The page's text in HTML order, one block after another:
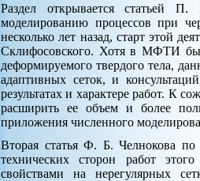
Раздел открывается статьей
моделированию процессов при
несколько лет назад, старт этой
Склифосовского. Хотя в МФТИ
деформируемого твердого тела,
адаптивных сеток, и
результатах и характере работ. К
расширить ее объем и более
приложения численного
Вторая статья Ф. Б. Челнокова по
технических сторон работ
свойствами на нерегулярных